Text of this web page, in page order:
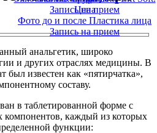
Цена
Фото до и после Пластика лица
Запись на прием
Запись на прием
анальгетик, широко
и других отраслях медицины. В
был известен как «пятирчатка»,
составу.
в таблетированной форме с
компонентов, каждый из которых
функции: